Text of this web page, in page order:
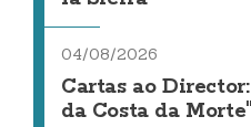
04/08/2026
Cartas ao
da Costa da Morte"